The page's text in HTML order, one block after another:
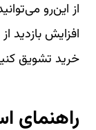
از این‌رو
افزایش بازدید
خرید تشویق
راهنمای